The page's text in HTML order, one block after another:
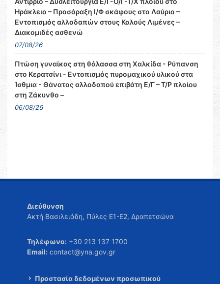
Ηράκλειο – Προσάραξη Ι/Φ σκάφους στο Λαύριο –
Εντοπισμός αλλοδαπών στους Καλούς Λιμένες –
Διακομιδές ασθενώ
07/08/26
Πτώση γυναίκας στη θάλασσα στη Χαλκίδα - Ρύπανση
στο Κερατσίνι - Εντοπισμός πυρομαχικού υλικού στα
Ίσθμια - Θάνατος αλλοδαπού επιβάτη Ε/Γ – Τ/Ρ πλοίου
στη Ζάκυνθο –
06/08/26
Διεύθυνση
Ακτή Βασιλειάδη, Πύλες Ε1-Ε2, Δραπετσώνα
Τηλέφωνο: +30 213 137 1700
Email: contact@yna.gov.gr
Προστασία δεδομένων προσωπικού